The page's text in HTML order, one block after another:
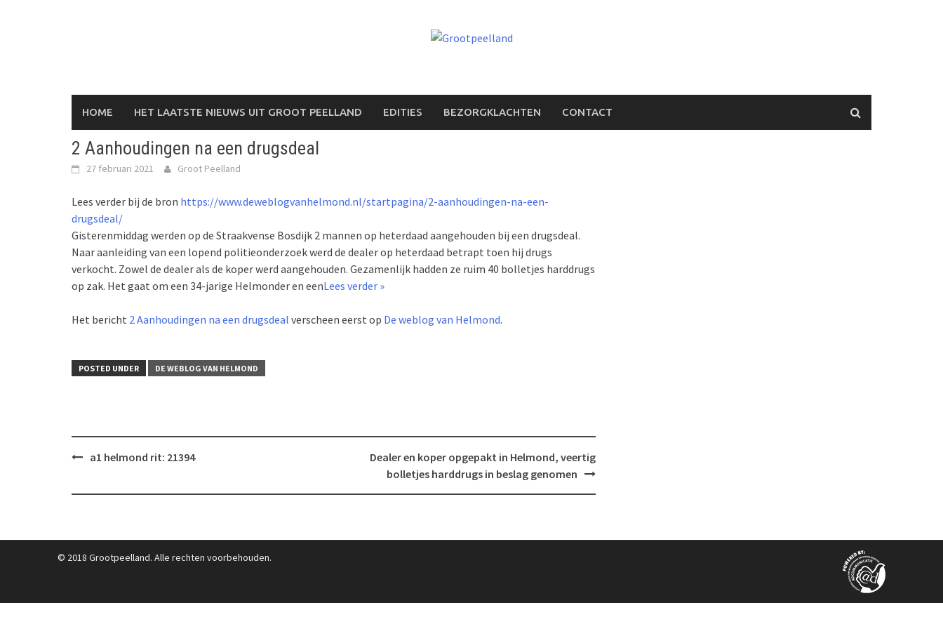
HOME HET LAATSTE NIEUWS UIT GROOT PEELLAND EDITIES BEZORGKLACHTEN CONTACT
2 Aanhoudingen na een drugsdeal
27 februari 2021 Groot Peelland
Lees verder bij de bron https://www.deweblogvanhelmond.nl/startpagina/2-aanhoudingen-na-een-
drugsdeal/
Gisterenmiddag werden op de Straakvense Bosdijk 2 mannen op heterdaad aangehouden bij een drugsdeal.
Naar aanleiding van een lopend politieonderzoek werd de dealer op heterdaad betrapt toen hij drugs
verkocht. Zowel de dealer als de koper werd aangehouden. Gezamenlijk hadden ze ruim 40 bolletjes harddrugs
op zak. Het gaat om een 34-jarige Helmonder en eenLees verder »
Het bericht 2 Aanhoudingen na een drugsdeal verscheen eerst op De weblog van Helmond.
POSTED UNDER DE WEBLOG VAN HELMOND
Posta1 helmond rit: 21394
Dealer en koper opgepakt in Helmond, veertig
bolletjes harddrugs in beslag genomen
© 2018 Grootpeelland. Alle rechten voorbehouden.